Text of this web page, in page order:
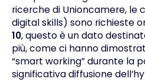
ricerche di Unioncamere, le
digital skills) sono richieste
10, questo è un dato
più, come ci hanno
“smart working” durante la
significativa diffusione